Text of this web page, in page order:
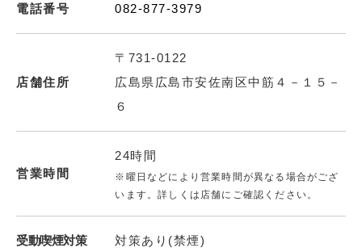
電話番号 082-877-3979
店舗住所
〒731-0122
広島県広島市安佐南区中筋４－１５－
６
営業時間
24時間
※曜日などにより営業時間が異なる場合がござ
います。詳しくは店舗にご確認ください。
受動喫煙対策 対策あり(禁煙)